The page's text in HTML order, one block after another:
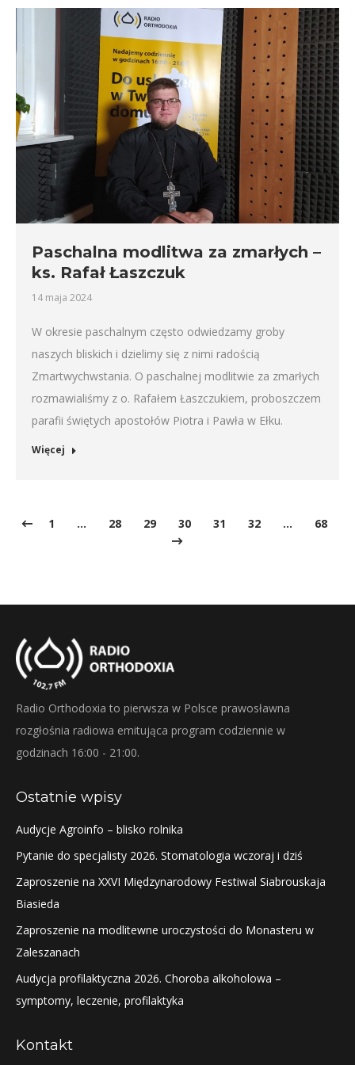
Paschalna modlitwa za zmarłych –
ks. Rafał Łaszczuk
14 maja 2024
W okresie paschalnym często odwiedzamy groby
naszych bliskich i dzielimy się z nimi radością
Zmartwychwstania. O paschalnej modlitwie za zmarłych
rozmawialiśmy z o. Rafałem Łaszczukiem, proboszczem
parafii świętych apostołów Piotra i Pawła w Ełku.
Więcej
1 … 28 29 30 31 32 … 68
Radio Orthodoxia to pierwsza w Polsce prawosławna
rozgłośnia radiowa emitująca program codziennie w
godzinach 16:00 - 21:00.
Ostatnie wpisy
Audycje Agroinfo – blisko rolnika
Pytanie do specjalisty 2026. Stomatologia wczoraj i dziś
Zaproszenie na XXVI Międzynarodowy Festiwal Siabrouskaja
Biasieda
Zaproszenie na modlitewne uroczystości do Monasteru w
Zaleszanach
Audycja profilaktyczna 2026. Choroba alkoholowa –
symptomy, leczenie, profilaktyka
Kontakt